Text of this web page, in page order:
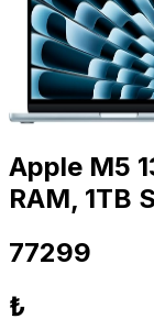
Apple M5
RAM, 1TB
77299
₺